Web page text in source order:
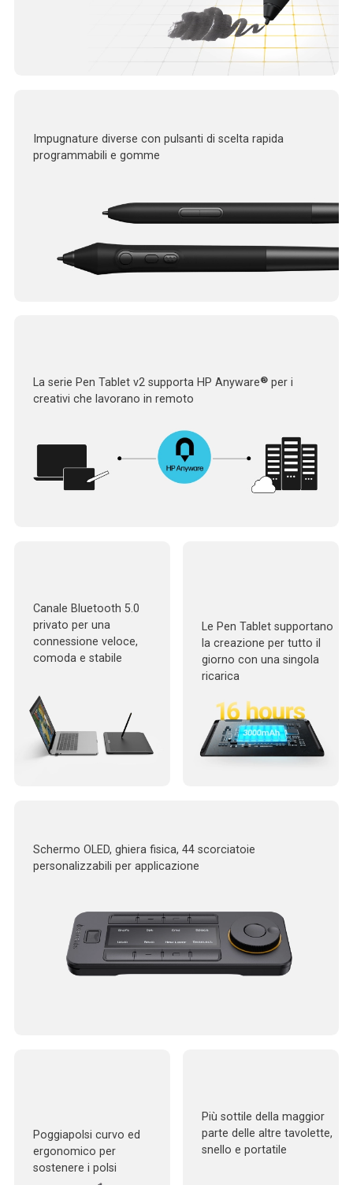
Impugnature diverse con pulsanti di scelta rapida
programmabili e gomme
La serie Pen Tablet v2 supporta HP Anyware® per i
creativi che lavorano in remoto
Canale Bluetooth 5.0
privato per una
connessione veloce,
comoda e stabile
Le Pen Tablet supportano
la creazione per tutto il
giorno con una singola
ricarica
Schermo OLED, ghiera fisica, 44 scorciatoie
personalizzabili per applicazione
Poggiapolsi curvo ed
ergonomico per
sostenere i polsi
Più sottile della maggior
parte delle altre tavolette,
snello e portatile